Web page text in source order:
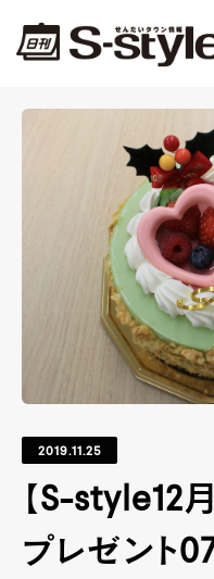
2019.11.25
【S-style12
プレゼント